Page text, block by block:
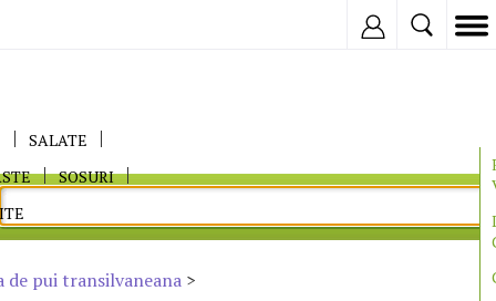
SALATE
SOSURI
de pui transilvaneana >